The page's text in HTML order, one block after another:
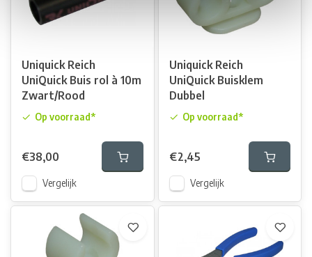
Uniquick Reich
UniQuick Buis rol à 10m
Zwart/Rood
Op voorraad*
€38,00
Vergelijk
Uniquick Reich
UniQuick Buisklem
Dubbel
Op voorraad*
€2,45
Vergelijk